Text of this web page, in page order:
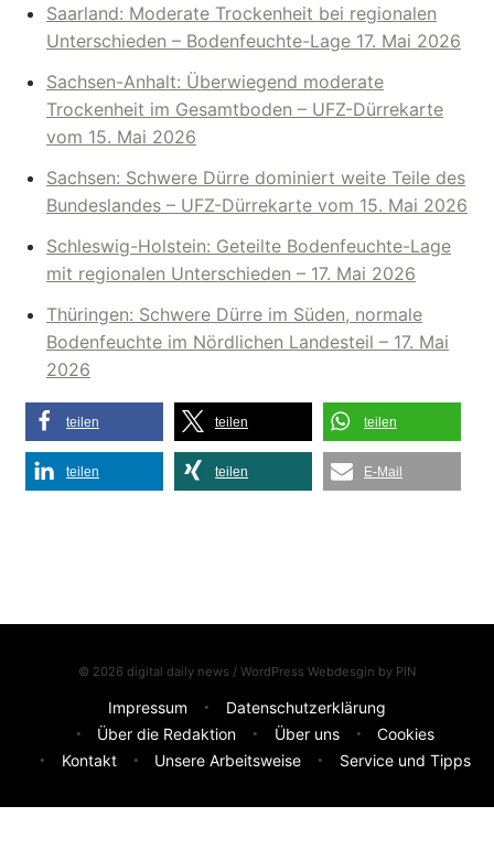
Saarland: Moderate Trockenheit bei regionalen
Unterschieden – Bodenfeuchte-Lage 17. Mai 2026
Sachsen-Anhalt: Überwiegend moderate
Trockenheit im Gesamtboden – UFZ-Dürrekarte
vom 15. Mai 2026
Sachsen: Schwere Dürre dominiert weite Teile des
Bundeslandes – UFZ-Dürrekarte vom 15. Mai 2026
Schleswig-Holstein: Geteilte Bodenfeuchte-Lage
mit regionalen Unterschieden – 17. Mai 2026
Thüringen: Schwere Dürre im Süden, normale
Bodenfeuchte im Nördlichen Landesteil – 17. Mai
2026
teilen teilen teilen
teilen teilen E-Mail
© 2026 digital daily news / WordPress Webdesgin by PIN
Impressum
Datenschutzerklärung
Über die Redaktion
Über uns
Cookies
Kontakt
Unsere Arbeitsweise Service und Tipps